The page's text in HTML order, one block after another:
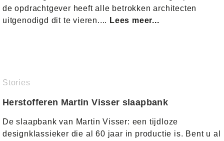
de opdrachtgever heeft alle betrokken architecten
uitgenodigd dit te vieren.... Lees meer...
Stories
Herstofferen Martin Visser slaapbank
De slaapbank van Martin Visser: een tijdloze
designklassieker die al 60 jaar in productie is. Bent u al